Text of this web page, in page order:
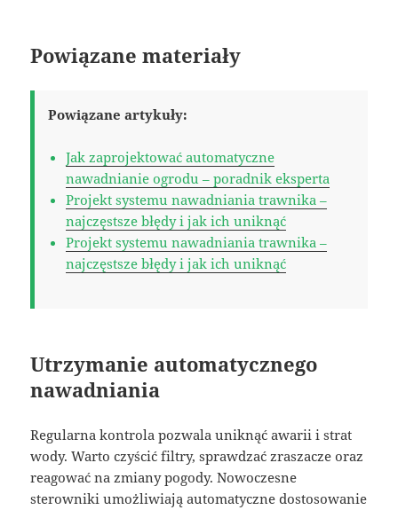
Powiązane materiały
Powiązane artykuły:
Jak zaprojektować automatyczne
nawadnianie ogrodu – poradnik eksperta
Projekt systemu nawadniania trawnika –
najczęstsze błędy i jak ich uniknąć
Projekt systemu nawadniania trawnika –
najczęstsze błędy i jak ich uniknąć
Utrzymanie automatycznego
nawadniania
Regularna kontrola pozwala uniknąć awarii i strat
wody. Warto czyścić filtry, sprawdzać zraszacze oraz
reagować na zmiany pogody. Nowoczesne
sterowniki umożliwiają automatyczne dostosowanie